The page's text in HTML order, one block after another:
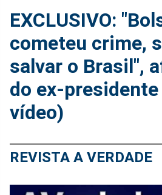
EXCLUSIVO:
cometeu crime,
salvar o Brasil",
do ex-
vídeo)
REVISTA A VERDADE